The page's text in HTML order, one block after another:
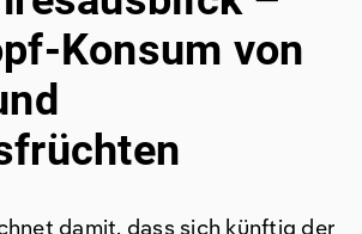
Konsum von
damit, dass sich künftig der